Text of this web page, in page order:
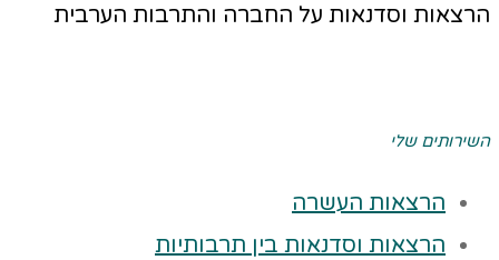
הרצאות וסדנאות על החברה והתרבות הערבית
השירותים שלי
הרצאות העשרה
הרצאות וסדנאות בין תרבותיות